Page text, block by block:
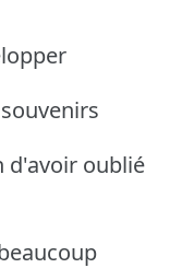
d'avoir oublié